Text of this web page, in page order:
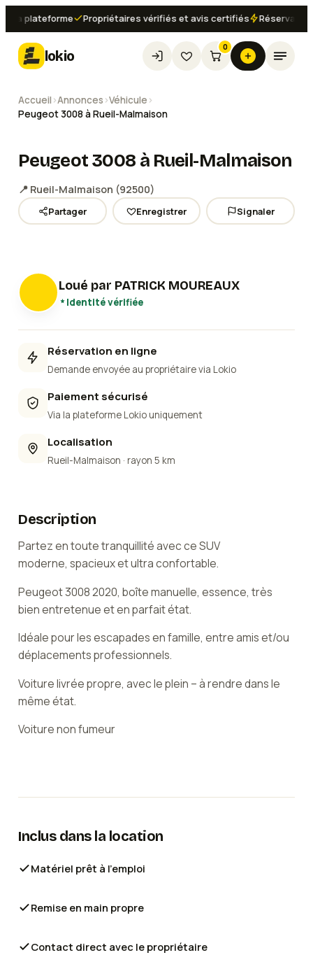
plateforme Propriétaires vérifiés et avis certifiés Réservation
lokio
0
Accueil ›Annonces ›Véhicule ›
Peugeot 3008 à Rueil-Malmaison
Peugeot 3008 à Rueil-Malmaison
📍 Rueil-Malmaison (92500)
Partager Enregistrer Signaler
Loué par PATRICK MOUREAUX
Identité vérifiée
Réservation en ligne
Demande envoyée au propriétaire via Lokio
Paiement sécurisé
Via la plateforme Lokio uniquement
Localisation
Rueil-Malmaison · rayon 5 km
Description
Partez en toute tranquillité avec ce SUV
moderne, spacieux et ultra confortable.
Peugeot 3008 2020, boîte manuelle, essence, très
bien entretenue et en parfait état.
Idéale pour les escapades en famille, entre amis et/ou
déplacements professionnels.
Voiture livrée propre, avec le plein – à rendre dans le
même état.
Voiture non fumeur
Inclus dans la location
Matériel prêt à l'emploi
Remise en main propre
Contact direct avec le propriétaire